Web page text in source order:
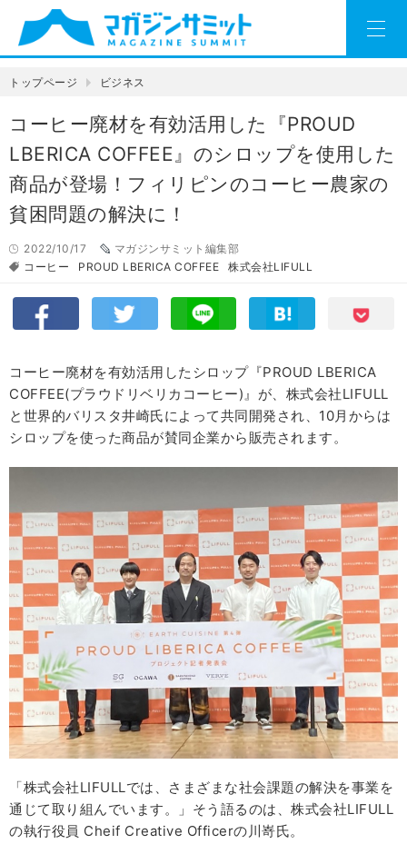
トップページ ビジネス
コーヒー廃材を有効活用した『PROUD
LBERICA COFFEE』のシロップを使用した
商品が登場！フィリピンのコーヒー農家の
貧困問題の解決に！
2022/10/17
マガジンサミット編集部
コーヒー
PROUD LBERICA COFFEE 株式会社LIFULL
コーヒー廃材を有効活用したシロップ『PROUD LBERICA
COFFEE(プラウドリベリカコーヒー)』が、株式会社LIFULL
と世界的バリスタ井崎氏によって共同開発され、10月からは
シロップを使った商品が賛同企業から販売されます。
「株式会社LIFULLでは、さまざまな社会課題の解決を事業を
通じて取り組んでいます。」そう語るのは、株式会社LIFULL
の執行役員 Cheif Creative Officerの川嵜氏。